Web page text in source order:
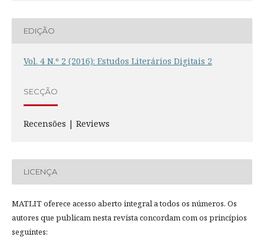
EDIÇÃO
Vol. 4 N.º 2 (2016): Estudos Literários Digitais 2
SECÇÃO
Recensões | Reviews
LICENÇA
MATLIT oferece acesso aberto integral a todos os números. Os
autores que publicam nesta revista concordam com os princípios
seguintes: